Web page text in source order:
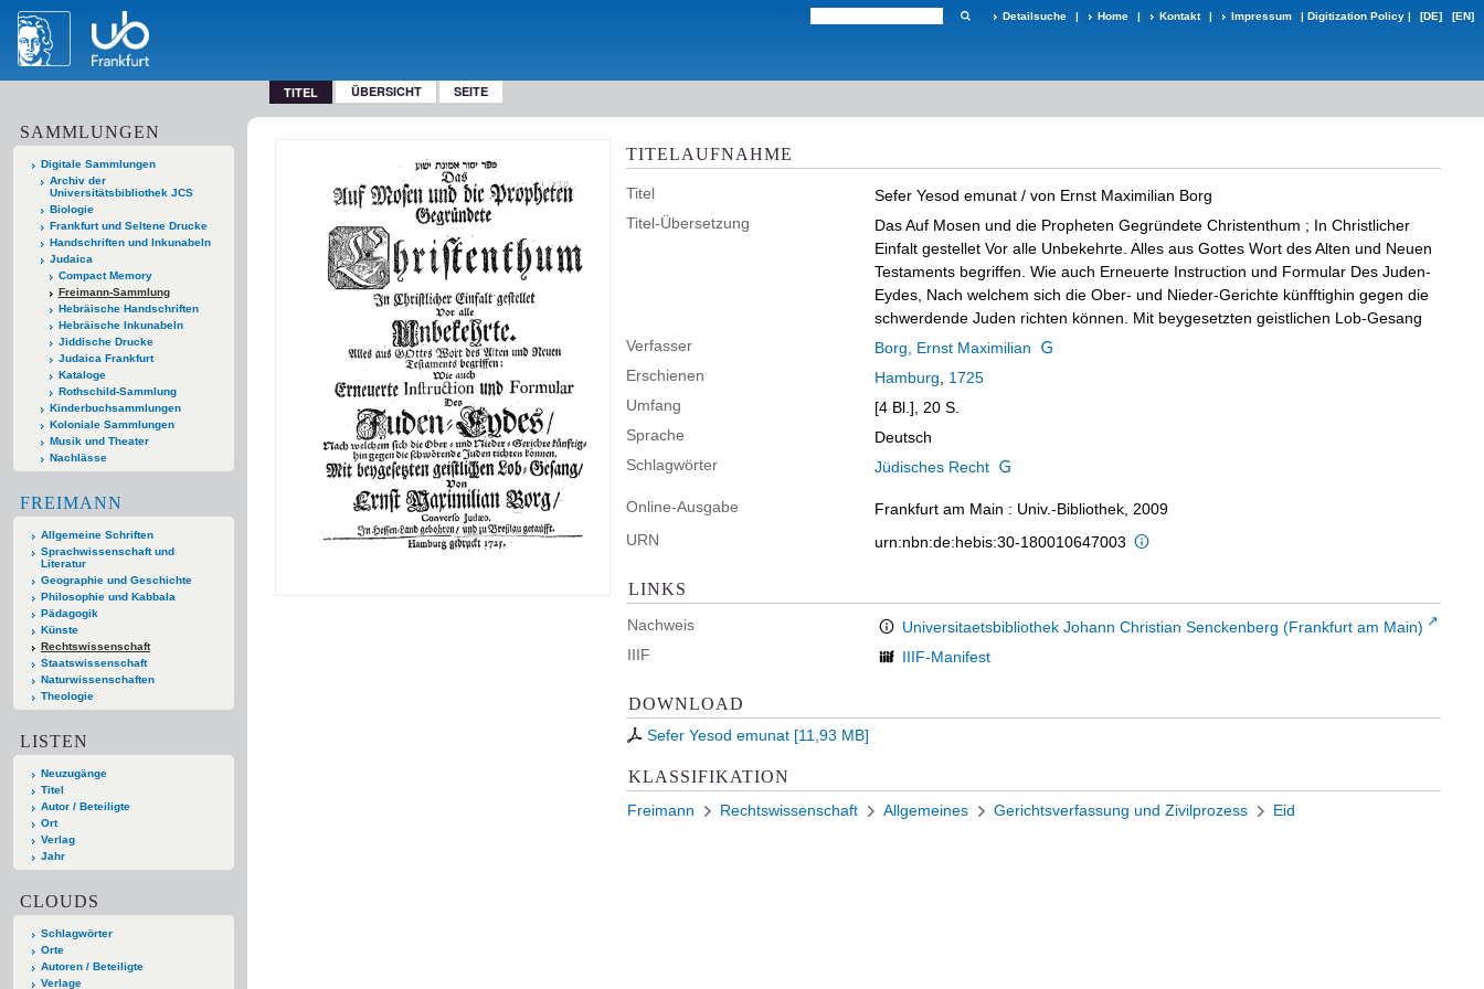
Detailsuche | Home | Kontakt | Impressum | Digitization Policy | [DE] [EN]
TITEL ÜBERSICHT SEITE
SAMMLUNGEN
Digitale Sammlungen
Archiv der
Universitätsbibliothek JCS
Biologie
Frankfurt und Seltene Drucke
Handschriften und Inkunabeln
Judaica
Compact Memory
Freimann-Sammlung
Hebräische Handschriften
Hebräische Inkunabeln
Jiddische Drucke
Judaica Frankfurt
Kataloge
Rothschild-Sammlung
Kinderbuchsammlungen
Koloniale Sammlungen
Musik und Theater
Nachlässe
FREIMANN
Allgemeine Schriften
Sprachwissenschaft und
Literatur
Geographie und Geschichte
Philosophie und Kabbala
Pädagogik
Künste
Rechtswissenschaft
Staatswissenschaft
Naturwissenschaften
Theologie
LISTEN
Neuzugänge
Titel
Autor / Beteiligte
Ort
Verlag
Jahr
CLOUDS
Schlagwörter
Orte
Autoren / Beteiligte
Verlage
TITELAUFNAHME
Titel Sefer Yesod emunat / von Ernst Maximilian Borg
Titel-Übersetzung
Das Auf Mosen und die Propheten Gegründete Christenthum ; In Christlicher
Einfalt gestellet Vor alle Unbekehrte. Alles aus Gottes Wort des Alten und Neuen
Testaments begriffen. Wie auch Erneuerte Instruction und Formular Des Juden-
Eydes, Nach welchem sich die Ober- und Nieder-Gerichte künfftighin gegen die
schwerdende Juden richten können. Mit beygesetzten geistlichen Lob-Gesang
Verfasser
Borg, Ernst Maximilian
Erschienen
Hamburg
1725
Umfang
[4 Bl.], 20 S.
Sprache
Deutsch
Schlagwörter
Jüdisches Recht
Online-Ausgabe
Frankfurt am Main : Univ.-Bibliothek, 2009
URN
urn:nbn:de:hebis:30-180010647003
LINKS
Nachweis
Universitaetsbibliothek Johann Christian Senckenberg (Frankfurt am Main)
IIIF
IIIF-Manifest
DOWNLOAD
Sefer Yesod emunat [11,93 MB]
KLASSIFIKATION
Freimann Rechtswissenschaft Allgemeines Gerichtsverfassung und Zivilprozess Eid